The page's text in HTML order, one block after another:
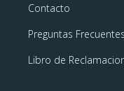
Contacto
Preguntas Frecuentes
Libro de